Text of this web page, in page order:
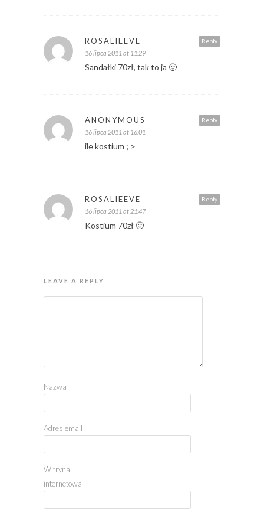
Reply
ROSALIEEVE
16 lipca 2011 at 11:29
Sandałki 70zł, tak to ja 🙂
Reply
ANONYMOUS
16 lipca 2011 at 16:01
ile kostium ; >
Reply
ROSALIEEVE
16 lipca 2011 at 21:47
Kostium 70zł 🙂
LEAVE A REPLY
Nazwa
Adres email
Witryna
internetowa